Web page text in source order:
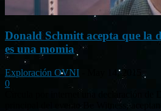
Donald Schmitt acepta que la
es una momia
Exploración OVNI
May 14, 2015
0
Circula por internet una declaración de
principal del evento Be Witness,